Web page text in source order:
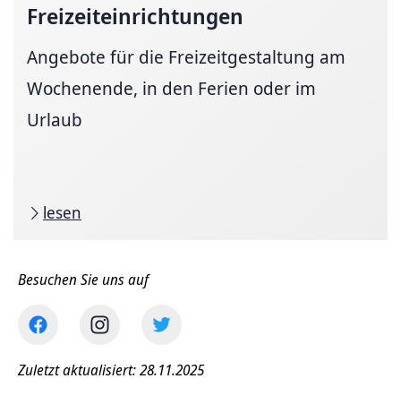
Freizeiteinrichtungen
Angebote für die Freizeitgestaltung am
Wochenende, in den Ferien oder im
Urlaub
lesen
Besuchen Sie uns auf
Zuletzt aktualisiert: 28.11.2025